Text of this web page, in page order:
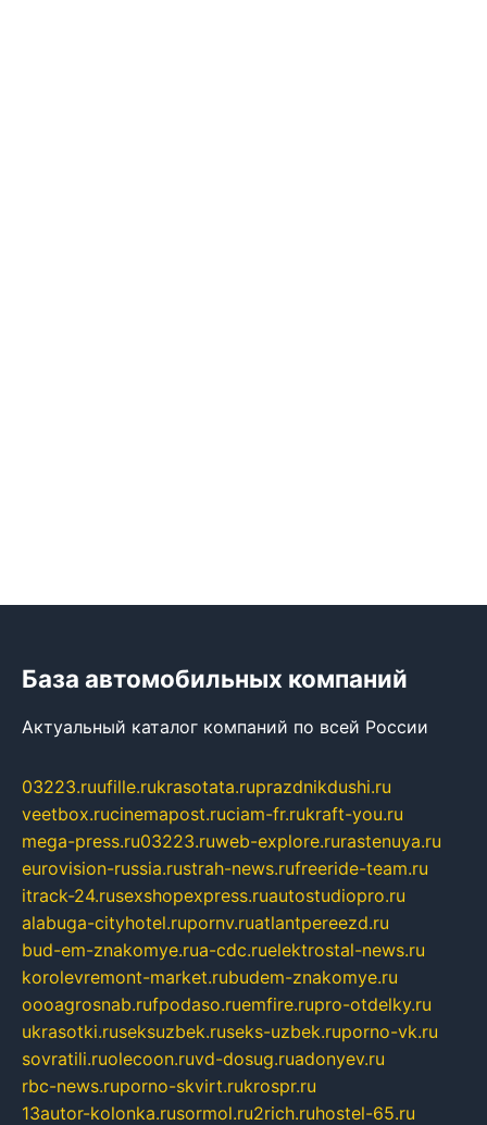
База автомобильных компаний
Актуальный каталог компаний по всей России
03223.ruufille.rukrasotata.ruprazdnikdushi.ru
veetbox.rucinemapost.ruciam-fr.rukraft-you.ru
mega-press.ru03223.ruweb-explore.rurastenuya.ru
eurovision-russia.rustrah-news.rufreeride-team.ru
itrack-24.rusexshopexpress.ruautostudiopro.ru
alabuga-cityhotel.rupornv.ruatlantpereezd.ru
bud-em-znakomye.rua-cdc.ruelektrostal-news.ru
korolevremont-market.rubudem-znakomye.ru
oooagrosnab.rufpodaso.ruemfire.rupro-otdelky.ru
ukrasotki.ruseksuzbek.ruseks-uzbek.ruporno-vk.ru
sovratili.ruolecoon.ruvd-dosug.ruadonyev.ru
rbc-news.ruporno-skvirt.rukrospr.ru
13autor-kolonka.rusormol.ru2rich.ruhostel-65.ru